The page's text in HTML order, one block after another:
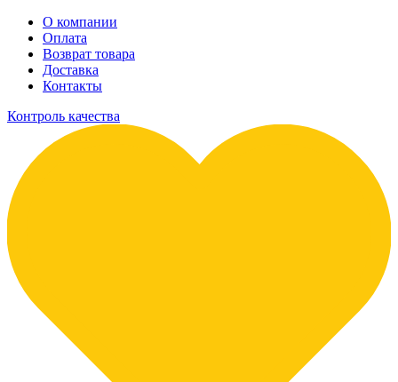
О компании
Оплата
Возврат товара
Доставка
Контакты
Контроль качества